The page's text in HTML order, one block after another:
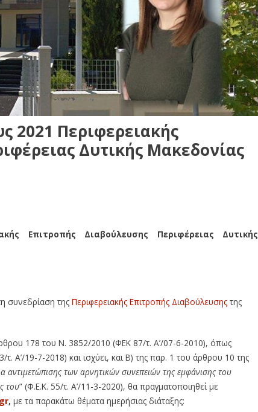
2021 Περιφερειακής
Δυτικής Μακεδονίας
Επιτροπής Διαβούλευσης Περιφέρειας Δυτικής
συνεδρίαση της Περιφερειακής Επιτροπής Διαβούλευσης της
178 του Ν. 3852/2010 (ΦΕΚ 87/τ. Α’/07-6-2010), όπως
Α’/19-7-2018) και ισχύει, και Β) της παρ. 1 του άρθρου 10 της
αντιμετώπισης των αρνητικών συνεπειών της εμφάνισης του
του” (Φ.Ε.Κ. 55/τ. Α’/11-3-2020), θα πραγματοποιηθεί με
, με τα παρακάτω θέματα ημερήσιας διάταξης: